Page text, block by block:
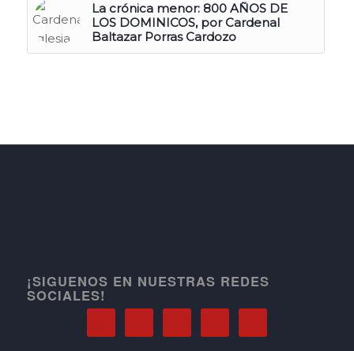
La crónica menor: 800 AÑOS DE
LOS DOMINICOS, por Cardenal
Baltazar Porras Cardozo
¡SIGUENOS EN NUESTRAS REDES
SOCIALES!